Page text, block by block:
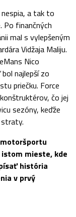
a tak to
Po finančných
mal s vylepšeným
Vidžaja Maliju.
Nico
najlepší zo
priečku. Force
čo jej
sezóny, keďže
mieste, kde
história
v prvý